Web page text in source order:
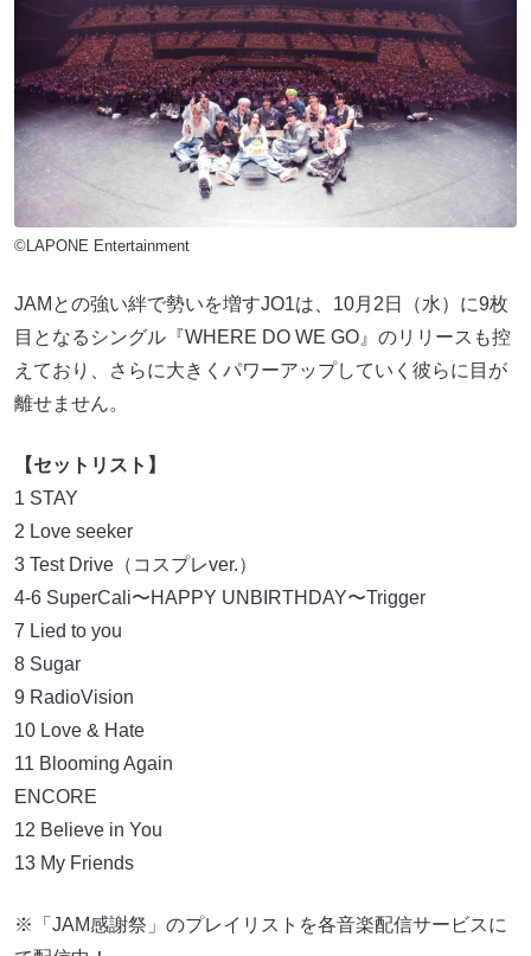
©LAPONE Entertainment
JAMとの強い絆で勢いを増すJO1は、10月2日（水）に9枚
目となるシングル『WHERE DO WE GO』のリリースも控
えており、さらに大きくパワーアップしていく彼らに目が
離せません。
【セットリスト】
1 STAY
2 Love seeker
3 Test Drive（コスプレver.）
4-6 SuperCali〜HAPPY UNBIRTHDAY〜Trigger
7 Lied to you
8 Sugar
9 RadioVision
10 Love & Hate
11 Blooming Again
ENCORE
12 Believe in You
13 My Friends
※「JAM感謝祭」のプレイリストを各⾳楽配信サービスに